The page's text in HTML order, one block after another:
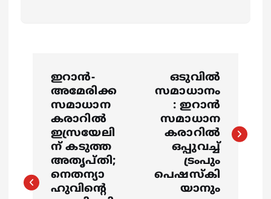
n
ഇറാന്‍-
അമേരിക്ക
സമാധാന
കരാറില്‍
ഇസ്രയേലി
ന് കടുത്ത
അതൃപ്തി;
നെതന്യാ
ഹുവിന്റെ
ഒടുവിൽ
സമാധാനം
: ഇറാൻ
സമാധാന
കരാറിൽ
ഒപ്പുവച്ച്
ട്രംപും
പെഷസ്കി
യാനും